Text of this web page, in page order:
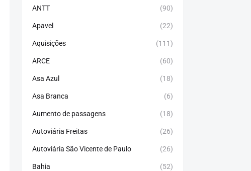
ANTT (90)
Apavel (22)
Aquisições (111)
ARCE (60)
Asa Azul (18)
Asa Branca (6)
Aumento de passagens (18)
Autoviária Freitas (26)
Autoviária São Vicente de Paulo (26)
Bahia (52)